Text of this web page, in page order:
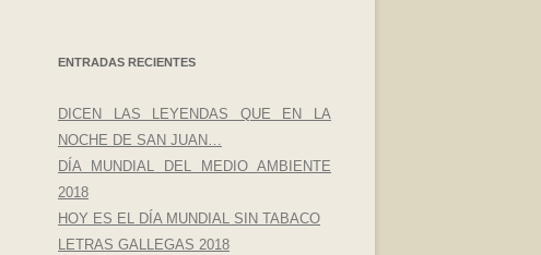
ENTRADAS RECIENTES
DICEN LAS LEYENDAS QUE EN LA
NOCHE DE SAN JUAN…
DÍA MUNDIAL DEL MEDIO AMBIENTE
2018
HOY ES EL DÍA MUNDIAL SIN TABACO
LETRAS GALLEGAS 2018